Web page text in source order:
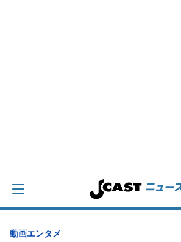
動画エンタメ